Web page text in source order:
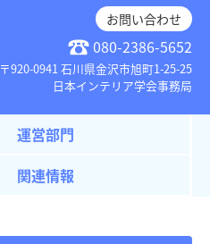
お問い合わせ
080-2386-5652
〒920-0941 石川県金沢市旭町1-25-25
日本インテリア学会事務局
運営部門
関連情報